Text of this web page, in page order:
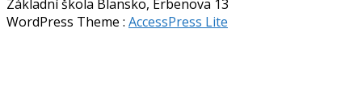
Základní škola Blansko, Erbenova 13
WordPress Theme : AccessPress Lite